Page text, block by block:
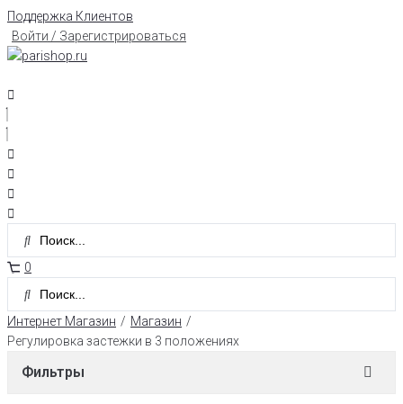
Поддержка Клиентов
Войти / Зарегистрироваться
0
Интернет Магазин / Магазин /
Регулировка застежки в 3 положениях
Фильтры